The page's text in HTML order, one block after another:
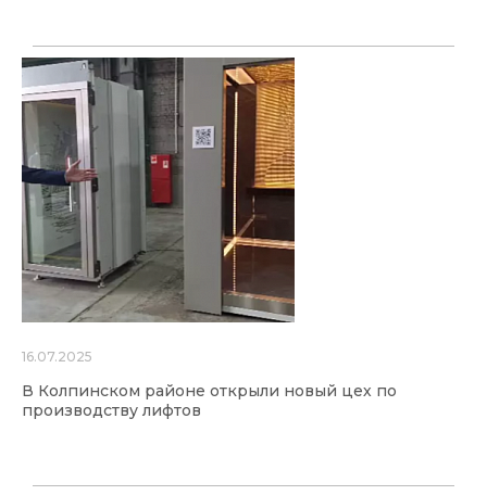
16.07.2025
В Колпинском районе открыли новый цех по
производству лифтов